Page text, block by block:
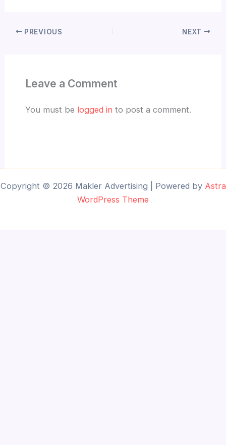
PREVIOUS NEXT
Leave a Comment
You must be logged in to post a comment.
Copyright © 2026 Makler Advertising | Powered by Astra
WordPress Theme